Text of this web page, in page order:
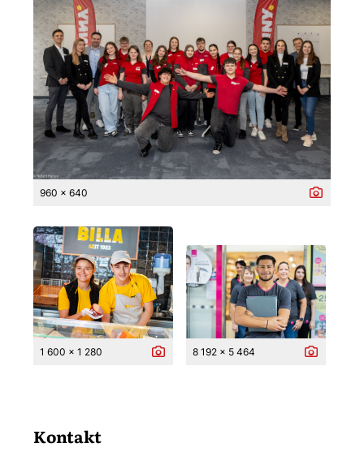
960 x 640
1 600 x 1 280 8 192 x 5 464
Kontakt